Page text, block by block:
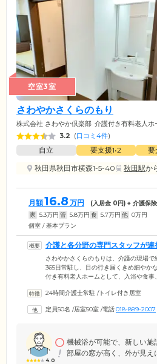
空室3室
さわやかさくらのもり
株式会社 さわやか倶楽部 介護付き有料老人ホ
3.2 (口コミ4件)
自立 要支援1•2 要
秋田県秋田市横森1-5-40
秋田駅か
月額16.8 万円 (入居金 0円) + 介護保
家 5.3万円 管 5.8万円 食 5.7万円 他 0万円
個室 / 基本プラン
介護と各分野の専門スタッフが連
します
さわやかさくらのもりは、介護の現場
365日常駐し、目の行き届くきめ細やか
付き有料老人ホームとして、入浴や食
タッフだけでなく看護師や栄養士、機能
については、日中365日常駐する看護師
24時間介護士常駐 /トイレ付き居室
定員50名 /居室50室 /電話018-889-2007
4.0
機械浴が可能で、新しい施
部屋の窓が高く、外が見え